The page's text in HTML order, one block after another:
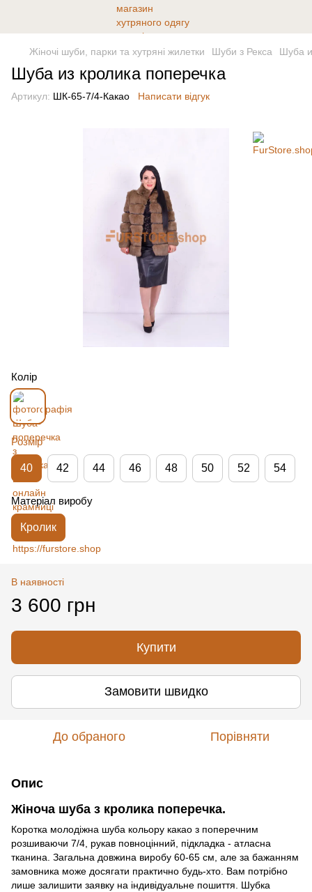
Жіночі шуби, парки та хутряні жилетки Шуби з Рекса Шуба
Шуба из кролика поперечка
Артикул: ШК-65-7/4-Какао Написати відгук
Колір
Розмір
40 42 44 46 48 50 52 54
Матеріал виробу
Кролик
В наявності
3 600 грн
Купити
Замовити швидко
До обраного Порівняти
Опис
Жіноча шуба з кролика поперечка.
Коротка молодіжна шуба кольору какао з поперечним
розшиваючи 7/4, рукав повноцінний, підкладка - атласна
тканина. Загальна довжина виробу 60-65 см, але за бажанням
замовника може досягати практично будь-хто. Вам потрібно
лише залишити заявку на індивідуальне пошиття. Шубка